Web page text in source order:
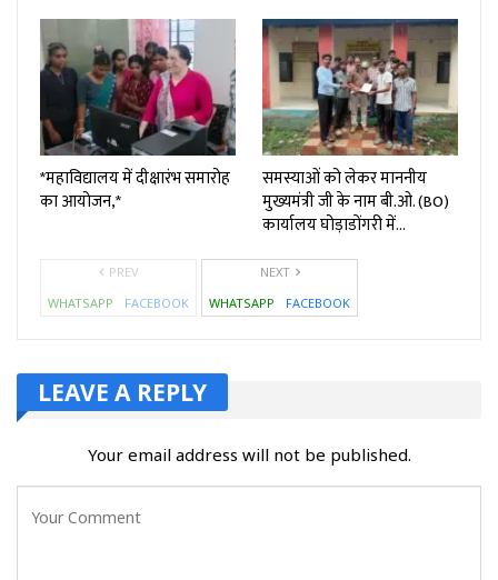
*महाविद्यालय में दीक्षारंभ समारोह
का आयोजन,*
समस्याओं को लेकर माननीय
मुख्यमंत्री जी के नाम बी.ओ. (BO)
कार्यालय घोड़ाडोंगरी में…
PREV
WHATSAPP
FACEBOOK
NEXT
WHATSAPP
FACEBOOK
LEAVE A REPLY
Your email address will not be published.